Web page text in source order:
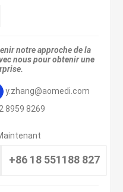
notre approche de la
nous pour obtenir une
y.zhang@aomedi.com
8959 8269
+86 18 551188 827